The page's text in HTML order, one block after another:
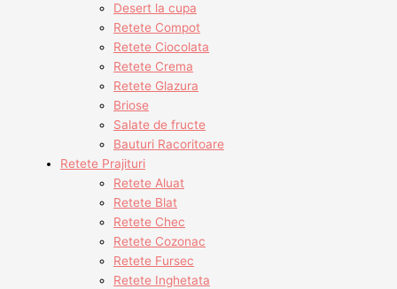
Desert la cupa
Retete Compot
Retete Ciocolata
Retete Crema
Retete Glazura
Briose
Salate de fructe
Bauturi Racoritoare
Retete Prajituri
Retete Aluat
Retete Blat
Retete Chec
Retete Cozonac
Retete Fursec
Retete Inghetata